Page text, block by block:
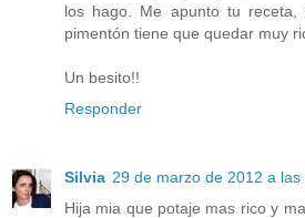
los hago. Me apunto tu
pimentón tiene que quedar muy
Un besito!!
Responder
Silvia 29 de marzo de 2012 a las
Hija mia que potaje mas rico y